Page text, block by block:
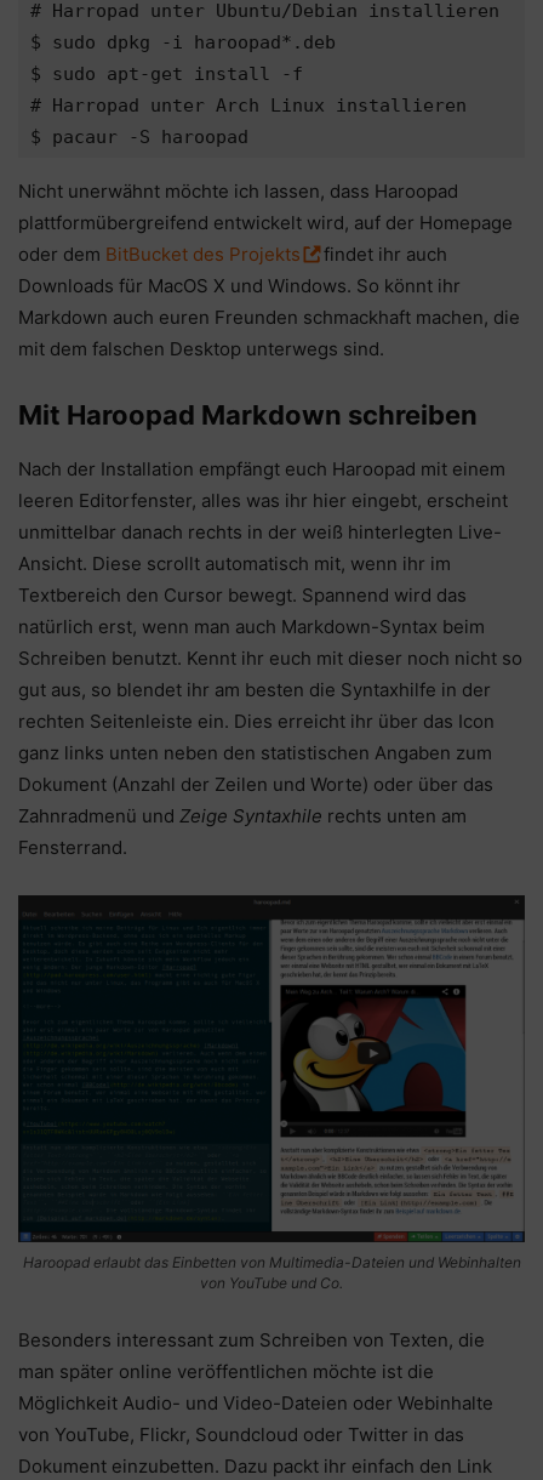
# Harropad unter Ubuntu/Debian installieren
$ sudo dpkg -i haroopad*.deb
$ sudo apt-get install -f
# Harropad unter Arch Linux installieren
$ pacaur -S haroopad
Nicht unerwähnt möchte ich lassen, dass Haroopad
plattformübergreifend entwickelt wird, auf der Homepage
oder dem BitBucket des Projekts
findet ihr auch
Downloads für MacOS X und Windows. So könnt ihr
Markdown auch euren Freunden schmackhaft machen, die
mit dem falschen Desktop unterwegs sind.
Mit Haroopad Markdown schreiben
Nach der Installation empfängt euch Haroopad mit einem
leeren Editorfenster, alles was ihr hier eingebt, erscheint
unmittelbar danach rechts in der weiß hinterlegten Live-
Ansicht. Diese scrollt automatisch mit, wenn ihr im
Textbereich den Cursor bewegt. Spannend wird das
natürlich erst, wenn man auch Markdown-Syntax beim
Schreiben benutzt. Kennt ihr euch mit dieser noch nicht so
gut aus, so blendet ihr am besten die Syntaxhilfe in der
rechten Seitenleiste ein. Dies erreicht ihr über das Icon
ganz links unten neben den statistischen Angaben zum
Dokument (Anzahl der Zeilen und Worte) oder über das
Zahnradmenü und Zeige Syntaxhile rechts unten am
Fensterrand.
Haroopad erlaubt das Einbetten von Multimedia-Dateien und Webinhalten
von YouTube und Co.
Besonders interessant zum Schreiben von Texten, die
man später online veröffentlichen möchte ist die
Möglichkeit Audio- und Video-Dateien oder Webinhalte
von YouTube, Flickr, Soundcloud oder Twitter in das
Dokument einzubetten. Dazu packt ihr einfach den Link